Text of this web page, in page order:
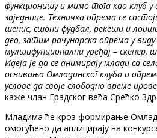
функционишу и мимо тога као клуб у
заједнице. Техничка опрема се
тенис, стони фудбал, рекети и
део, затим рачунарска опрема у
мултифунционални уређај –
Идеја је да се анимирају млади са
оснивања Омладинског клуба и
услове да своје слободно време
каже члан Градског већа Срећко
Младима ће кроз формирање
омогућено да аплицирају на